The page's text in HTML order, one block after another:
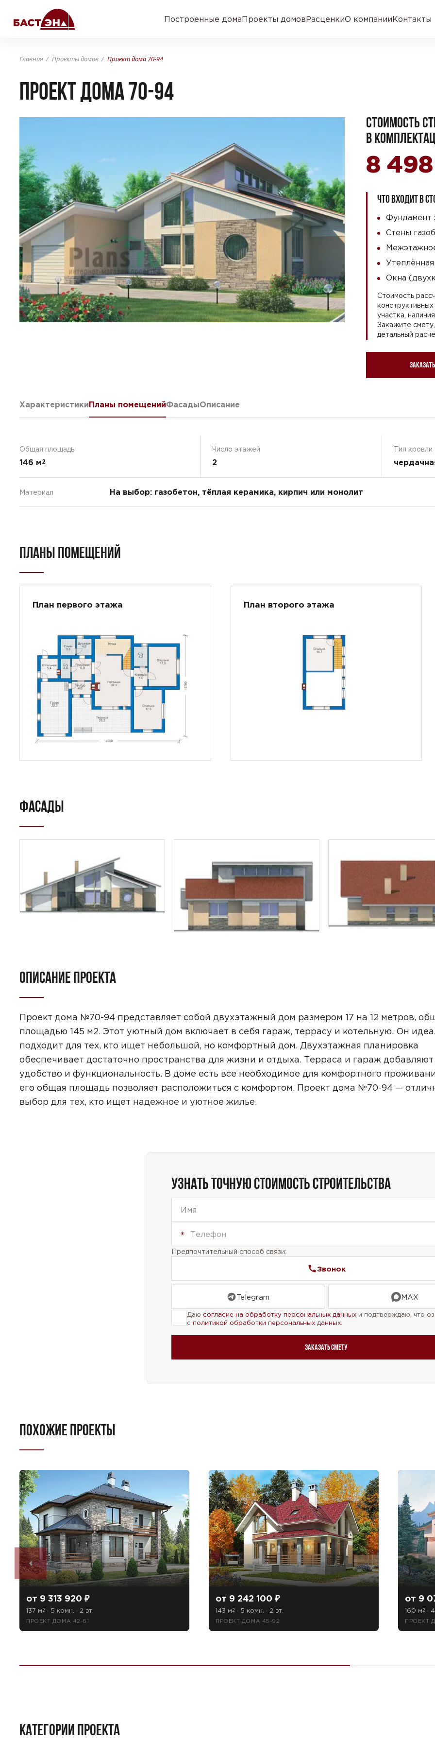
Построенные домаПроекты домовРасценкиО компанииКонтакты
Главная Проекты домов Проект дома 70-94
Проект дома 70-94
СТОИМОСТЬ
В
8
ЧТО ВХОДИТ В
Фундамент
Стены
Окна
Стоимость
участка,
Закажите
детальный
ХарактеристикиПланы помещенийФасадыОписание
Общая площадь
146 м2
Число этажей
2
Тип кровли
Материал На выбор: газобетон, тёплая керамика, кирпич или монолит
ПЛАНЫ ПОМЕЩЕНИЙ
План первого этажа План второго этажа
ФАСАДЫ
ОПИСАНИЕ ПРОЕКТА
Проект дома №70-94 представляет собой двухэтажный дом размером 17 на 12 метров,
площадью 145 м2. Этот уютный дом включает в себя гараж, террасу и котельную. Он
подходит для тех, кто ищет небольшой, но комфортный дом. Двухэтажная планировка
обеспечивает достаточно пространства для жизни и отдыха. Терраса и гараж добавляют
удобство и функциональность. В доме есть все необходимое для комфортного
его общая площадь позволяет расположиться с комфортом. Проект дома №70-94 —
выбор для тех, кто ищет надежное и уютное жилье.
УЗНАТЬ ТОЧНУЮ СТОИМОСТЬ СТРОИТЕЛЬСТВА
Предпочтительный способ связи:
Звонок
Telegram MAX
Даю согласие на обработку персональных данных и подтверждаю, что
с политикой обработки персональных данных.
Заказать смету
ПОХОЖИЕ ПРОЕКТЫ
от 9 313 920 ₽
137 м2 · 5 комн. · 2 эт.
ПРОЕКТ ДОМА 42-61
от 9 242 100 ₽
143 м2 · 5 комн. · 2 эт.
ПРОЕКТ ДОМА 45-92
от 9
160 м2 ·
ПРОЕКТ
КАТЕГОРИИ ПРОЕКТА
Предпочтительный способ связи:
Звонок